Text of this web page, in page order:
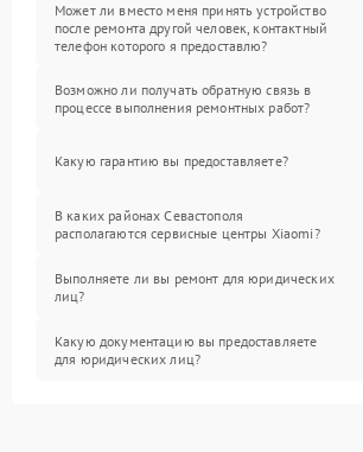
Может ли вместо меня принять устройство
после ремонта другой человек, контактный
телефон которого я предоставлю?
Возможно ли получать обратную связь в
процессе выполнения ремонтных работ?
Какую гарантию вы предоставляете?
В каких районах Севастополя
располагаются сервисные центры Xiaomi?
Выполняете ли вы ремонт для юридических
лиц?
Какую документацию вы предоставляете
для юридических лиц?